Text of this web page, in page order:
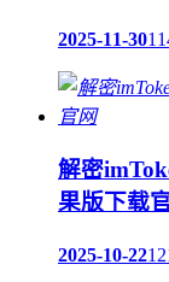
2025-11-30
解密
果版下载
2025-10-22